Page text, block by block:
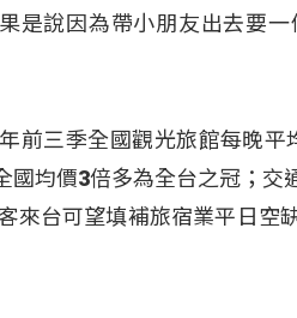
是說因為帶小朋友出去要
前三季全國觀光旅館每晚
國均價3倍多為全台之冠；
來台可望填補旅宿業平日空